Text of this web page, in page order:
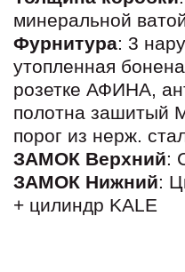
минеральной
Фурнитура: 3
утопленная
розетке АФИНА,
полотна зашитый
порог из нерж.
ЗАМОК Верхний:
ЗАМОК Нижний:
+ цилиндр KALE